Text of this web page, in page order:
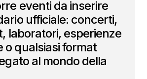
eventi da inserire
ufficiale: concerti,
laboratori, esperienze
o qualsiasi format
al mondo della